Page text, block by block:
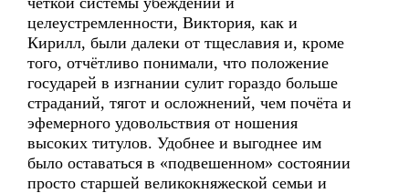
целеустремленности, Виктория, как и
Кирилл, были далеки от тщеславия и, кроме
того, отчётливо понимали, что положение
государей в изгнании сулит гораздо больше
страданий, тягот и осложнений, чем почёта и
эфемерного удовольствия от ношения
высоких титулов. Удобнее и выгоднее им
было оставаться в «подвешенном» состоянии
просто старшей великокняжеской семьи и